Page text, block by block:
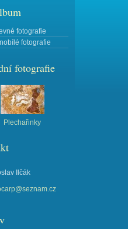
fotografie
fotografie
fotografie
Plechařinky
Ilčák